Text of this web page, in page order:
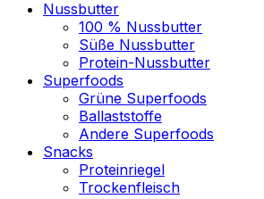
Nussbutter
100 % Nussbutter
Süße Nussbutter
Protein-Nussbutter
Superfoods
Grüne Superfoods
Ballaststoffe
Andere Superfoods
Snacks
Proteinriegel
Trockenfleisch